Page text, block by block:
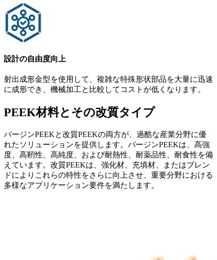
設計の自由度向上
射出成形金型を使用して、複雑な特殊形状部品を大量に迅速
に成形でき、機械加工と比較してコストが低くなります。
PEEK材料とその改質タイプ
バージンPEEKと改質PEEKの両方が、過酷な産業分野に優
れたソリューションを提供します。バージンPEEKは、高強
度、高靭性、高純度、および耐熱性、耐薬品性、耐食性を備
えています。改質PEEKは、強化材、充填材、またはブレン
ドによりこれらの特性をさらに向上させ、重要分野における
多様なアプリケーション要件を満たします。